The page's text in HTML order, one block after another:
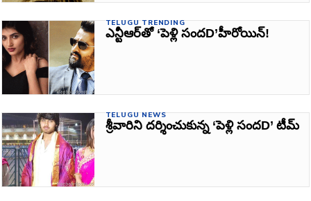
TELUGU TRENDING
ఎన్టీఆర్‌తో ‘పెళ్లి సందD’హీరోయిన్‌!
TELUGU NEWS
శ్రీవారిని దర్శించుకున్న ‘పెళ్లి సందD’ టీమ్‌